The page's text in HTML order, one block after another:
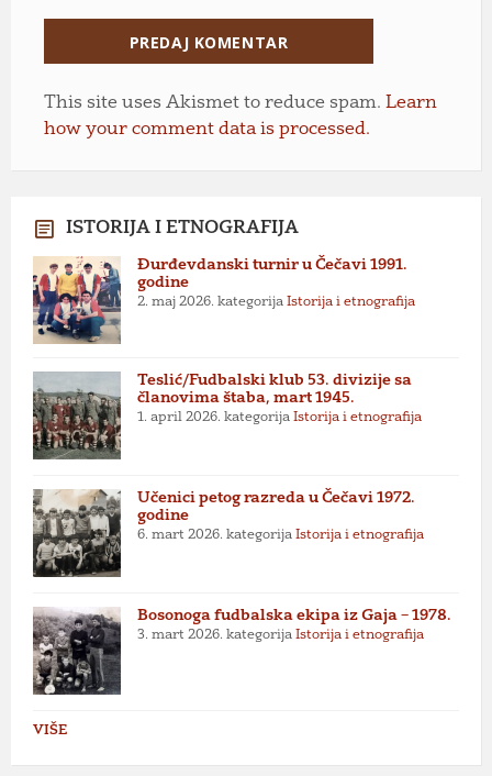
This site uses Akismet to reduce spam. Learn
how your comment data is processed.
ISTORIJA I ETNOGRAFIJA
Đurđevdanski turnir u Čečavi 1991.
godine
2. maj 2026. kategorija Istorija i etnografija
Teslić/Fudbalski klub 53. divizije sa
članovima štaba, mart 1945.
1. april 2026. kategorija Istorija i etnografija
Učenici petog razreda u Čečavi 1972.
godine
6. mart 2026. kategorija Istorija i etnografija
Bosonoga fudbalska ekipa iz Gaja – 1978.
3. mart 2026. kategorija Istorija i etnografija
VIŠE